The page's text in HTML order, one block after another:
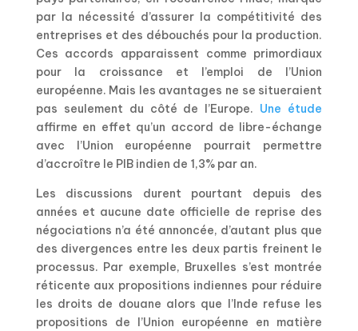
par la nécessité d’assurer la compétitivité des
entreprises et des débouchés pour la production.
Ces accords apparaissent comme primordiaux
pour la croissance et l’emploi de l’Union
européenne. Mais les avantages ne se situeraient
pas seulement du côté de l’Europe. Une étude
affirme en effet qu’un accord de libre-échange
avec l’Union européenne pourrait permettre
d’accroître le PIB indien de 1,3% par an.
Les discussions durent pourtant depuis des
années et aucune date officielle de reprise des
négociations n’a été annoncée, d’autant plus que
des divergences entre les deux partis freinent le
processus. Par exemple, Bruxelles s’est montrée
réticente aux propositions indiennes pour réduire
les droits de douane alors que l’Inde refuse les
propositions de l’Union européenne en matière